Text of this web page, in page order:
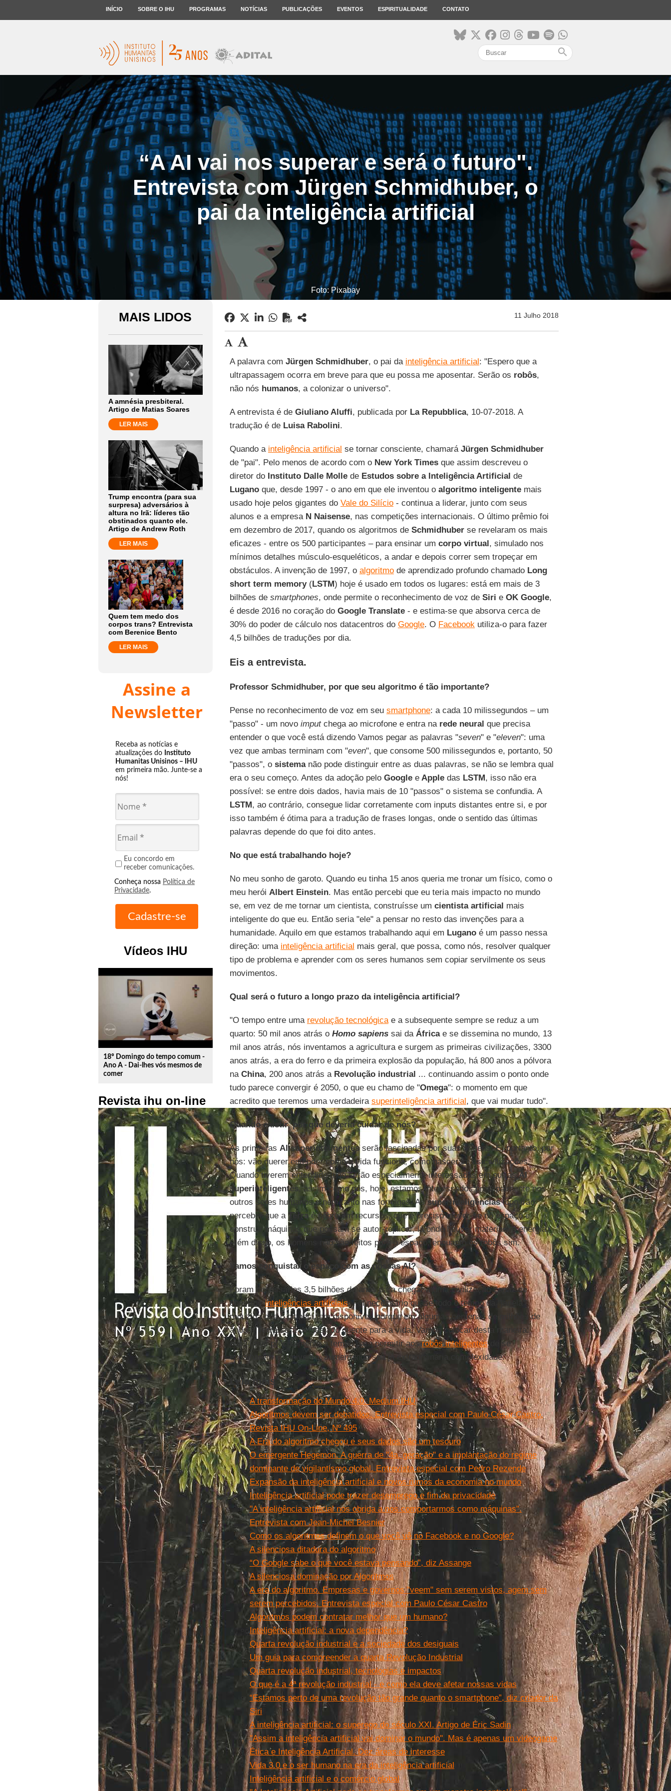
INÍCIO SOBRE O IHU PROGRAMAS NOTÍCIAS PUBLICAÇÕES EVENTOS ESPIRITUALIDADE CONTATO
search
“A AI vai nos superar e será o futuro".
Entrevista com Jürgen Schmidhuber, o
pai da inteligência artificial
Foto: Pixabay
MAIS LIDOS
A amnésia presbiteral.
Artigo de Matias Soares
LER MAIS
Trump encontra (para sua
surpresa) adversários à
altura no Irã: líderes tão
obstinados quanto ele.
Artigo de Andrew Roth
LER MAIS
Quem tem medo dos
corpos trans? Entrevista
com Berenice Bento
LER MAIS
Assine a
Newsletter
Receba as notícias e
atualizações do Instituto
Humanitas Unisinos – IHU
em primeira mão. Junte-se a
nós!
Eu concordo em
receber comunicações.
Conheça nossa Política de
Privacidade.
Vídeos IHU
play_circle_outline
18º Domingo do tempo comum -
Ano A - Dai-lhes vós mesmos de
comer
Revista ihu on-line
11 Julho 2018
A palavra com Jürgen Schmidhuber, o pai da inteligência artificial: "Espero que a
ultrapassagem ocorra em breve para que eu possa me aposentar. Serão os robôs,
não nós humanos, a colonizar o universo".
A entrevista é deGiuliano Aluffi, publicada por La Repubblica, 10-07-2018. A
tradução é deLuisa Rabolini.
Quando a inteligência artificial se tornar consciente, chamará Jürgen Schmidhuber
de "pai". Pelo menos de acordo com o New York Timesque assim descreveu o
diretor do Instituto Dalle Molle deEstudos sobre a Inteligência Artificial de
Luganoque, desde 1997 - o ano em que ele inventou o algoritmo inteligentemais
usado hoje pelos gigantes do Vale do Silício- continua a liderar, junto com seus
alunos e a empresaN Naisense, nas competições internacionais. O último prêmio foi
em dezembro de 2017, quando os algoritmos de Schmidhuberse revelaram os mais
eficazes - entre os 500 participantes – para ensinar um corpo virtual, simulado nos
mínimos detalhes músculo-esqueléticos, a andar e depois correr sem tropeçar em
obstáculos. A invenção de 1997, o algoritmode aprendizado profundo chamado Long
short term memory (LSTM) hoje é usado em todos os lugares: está em mais de 3
bilhões de smartphones, onde permite o reconhecimento de voz deSiri eOK Google,
é desde 2016 no coração do Google Translate- e estima-se que absorva cerca de
30% do poder de cálculo nos datacentros do Google. O Facebookutiliza-o para fazer
4,5 bilhões de traduções por dia.
Eis a entrevista.
Professor Schmidhuber, por que seu algoritmo é tão importante?
Pense no reconhecimento de voz em seu smartphone: a cada 10 milissegundos – um
"passo" - um novoimputchega ao microfone e entra na rede neural que precisa
entender o que você está dizendo Vamos pegar as palavras "seven" e "eleven": uma
vez que ambas terminam com "even", que consome 500 milissegundos e, portanto, 50
"passos", o sistemanão pode distinguir entre as duas palavras, se não se lembra qual
era o seu começo. Antes da adoção pelo Google eApple das LSTM, isso não era
possível: se entre dois dados, havia mais de 10 "passos" o sistema se confundia. A
LSTM, ao contrário, consegue lidar corretamente com inputs distantes entre si, e por
isso também é ótima para a tradução de frases longas, onde o sentido das últimas
palavras depende do que foi dito antes.
No que está trabalhando hoje?
No meu sonho de garoto. Quando eu tinha 15 anos queria me tronar um físico, como o
meu herói Albert Einstein. Mas então percebi que eu teria mais impacto no mundo
se, em vez de me tornar um cientista, construísse um cientista artificial mais
inteligente do que eu. Então seria "ele" a pensar no resto das invenções para a
humanidade. Aquilo em que estamos trabalhando aqui em Luganoé um passo nessa
direção: uma inteligência artificial mais geral, que possa, como nós, resolver qualquer
tipo de problema e aprender com os seres humanos sem copiar servilmente os seus
movimentos.
Qual será o futuro a longo prazo da inteligência artificial?
"O tempo entre uma revolução tecnológicae a subsequente sempre se reduz a um
quarto: 50 mil anos atrás o Homo sapienssai da Áfricae se dissemina no mundo, 13
mil anos atrás, nós inventamos a agricultura e surgem as primeiras civilizações, 3300
anos atrás, a era do ferro e da primeira explosão da população, há 800 anos a pólvora
na China, 200 anos atrás a Revolução industrial ... continuando assim o ponto onde
tudo parece convergir é 2050, o que eu chamo de "Omega": o momento em que
acredito que teremos uma verdadeira superinteligência artificial, que vai mudar tudo".
Quando existir, por que deveria cuidar de nós?
As primeiras AI superinteligentesserão fascinadas por suas origens. E, portanto, por
nós: vão querer entender como a vida funciona, como nasceram as civilizações.
Quando tiverem entendido tudo serão especialmente interessadas em outrasAI
superinteligentes, assim como nós, hoje, estamos interessados principalmente nos
outros seres humanos e nem tanto nas formigas. Assuperinteligênciaslogo irão
perceber que aTerraé pobre em recursos, que é preciso mover-se no espaço e
construir máquinas que possam se autor-replicar, lá onde houver materiais e energia.
Além disso, os homens não são feitos para o espaço, enquanto os robôs sim.
Vamos conquistar o espaço com as nossas AI?
Foram necessários 3,5 bilhões de anos para chegar a uma civilização capaz de
construirinteligências artificiais. Foi necessário quase todo o tempo da "janela"
reduzida que o planeta tem disponível, porque em algumas centenas de milhões de
anos aTerraserá demasiado quente para a vida. Vamos colocar desta maneira:
evoluímos precisamente a tempo para permitir aosrobôs inteligentesde se
espalharem no universo, aumentando sua já extraordinária complexidade.
Leia mais
A transformação do Mundo 4.0. Medium IHU
Algoritmos devem ser debatidos. Entrevista especial com Paulo César Castro.
Revista IHU On-Line, Nº 495
A Era do algoritmo chegou e seus dados são um tesouro
O emergente Hegemon. A guerra de "4a. geração" e a implantação do regime
dominante de vigilantismo global. Entrevista especial com Pedro Rezende
Expansão da inteligência artificial e novos rumos da economia no mundo
Inteligência artificial pode trazer desemprego e fim da privacidade
"A inteligência artificial nos obriga a nos comportarmos como máquinas".
Entrevista com Jean-Michel Besnier
Como os algoritmos definem o que você vê no Facebook e no Google?
A silenciosa ditadura do algoritmo
“O Google sabe o que você estava pensando”, diz Assange
A silenciosa dominação por Algoritmos
A era do algoritmo. Empresas e governos "veem" sem serem vistos, agem sem
serem percebidos. Entrevista especial com Paulo César Castro
Algoritmos podem contratar melhor que um humano?
Inteligência artificial: a nova dependência?
Quarta revolução industrial e a sociedade dos desiguais
Um guia para compreender a quarta Revolução Industrial
Quarta revolução industrial, tecnologias e impactos
O que é a 4ª revolução industrial - e como ela deve afetar nossas vidas
“Estamos perto de uma revolução tão grande quanto o smartphone”, diz criador da
Siri
A inteligência artificial: o superego do século XXI. Artigo de Éric Sadin
''Assim a inteligência artificial vai dominar o mundo''. Mas é apenas um videogame
Ética e Inteligência Artificial. Dez áreas de interesse
Vida 3.0 e o ser humano na era da inteligência artificial
Inteligência artificial e o comércio global